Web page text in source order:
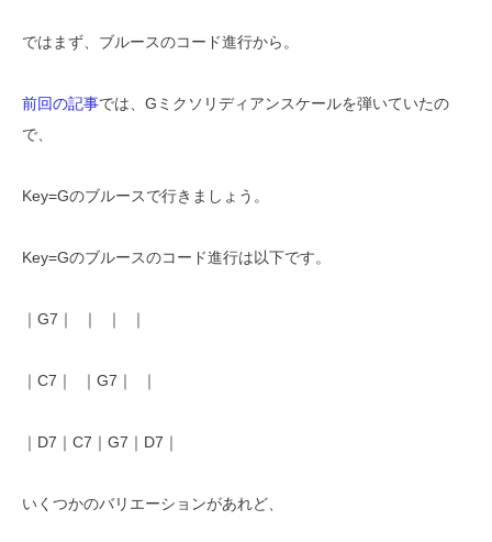
ではまず、ブルースのコード進行から。
前回の記事では、Gミクソリディアンスケールを弾いていたの
で、
Key=Gのブルースで行きましょう。
Key=Gのブルースのコード進行は以下です。
｜G7｜ ｜ ｜ ｜
｜C7｜ ｜G7｜ ｜
｜D7｜C7｜G7｜D7｜
いくつかのバリエーションがあれど、